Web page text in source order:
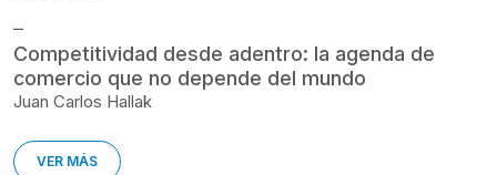
Competitividad desde adentro: la agenda de
comercio que no depende del mundo
Juan Carlos Hallak
VER MÁS